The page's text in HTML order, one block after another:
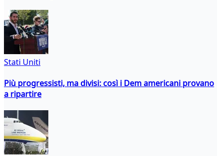
Stati Uniti
Più progressisti, ma divisi: così i Dem americani provano
a ripartire